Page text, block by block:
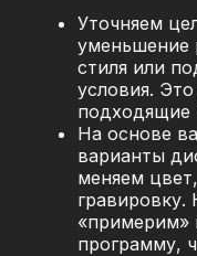
Уточняем
уменьшение
стиля или
условия.
подходящие
На основе
варианты
меняем
«примерим»
программу,